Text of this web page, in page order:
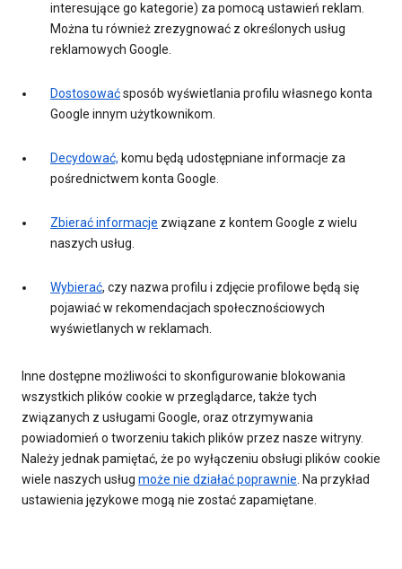
interesujące go kategorie) za pomocą ustawień reklam.
Można tu również zrezygnować z określonych usług
reklamowych Google.
Dostosowaćsposób wyświetlania profilu własnego konta
Google innym użytkownikom.
Decydować, komu będą udostępniane informacje za
pośrednictwem konta Google.
Zbierać informacje związane z kontem Google z wielu
naszych usług.
Wybierać, czy nazwa profilu i zdjęcie profilowe będą się
pojawiać w rekomendacjach społecznościowych
wyświetlanych w reklamach.
Inne dostępne możliwości to skonfigurowanie blokowania
wszystkich plików cookie w przeglądarce, także tych
związanych z usługami Google, oraz otrzymywania
powiadomień o tworzeniu takich plików przez nasze witryny.
Należy jednak pamiętać, że po wyłączeniu obsługi plików cookie
wiele naszych usług może nie działać poprawnie. Na przykład
ustawienia językowe mogą nie zostać zapamiętane.